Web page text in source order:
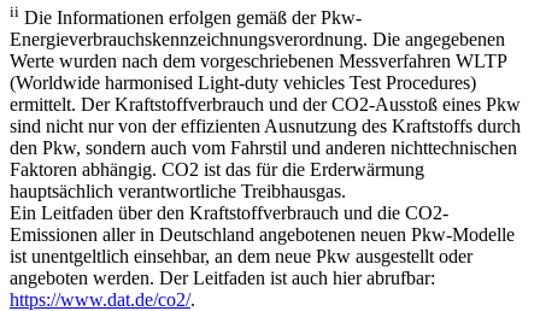
ii Die Informationen erfolgen gemäß der Pkw-
Energieverbrauchskennzeichnungsverordnung. Die angegebenen
Werte wurden nach dem vorgeschriebenen Messverfahren WLTP
(Worldwide harmonised Light-duty vehicles Test Procedures)
ermittelt. Der Kraftstoffverbrauch und der CO2-Ausstoß eines Pkw
sind nicht nur von der effizienten Ausnutzung des Kraftstoffs durch
den Pkw, sondern auch vom Fahrstil und anderen nichttechnischen
Faktoren abhängig. CO2 ist das für die Erderwärmung
hauptsächlich verantwortliche Treibhausgas.
Ein Leitfaden über den Kraftstoffverbrauch und die CO2-
Emissionen aller in Deutschland angebotenen neuen Pkw-Modelle
ist unentgeltlich einsehbar, an dem neue Pkw ausgestellt oder
angeboten werden. Der Leitfaden ist auch hier abrufbar:
https://www.dat.de/co2/.